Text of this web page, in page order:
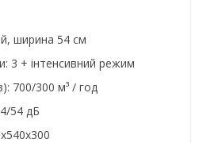
ширина 54 см
3 + інтенсивний режим
700/300 м³ / год
54 дБ